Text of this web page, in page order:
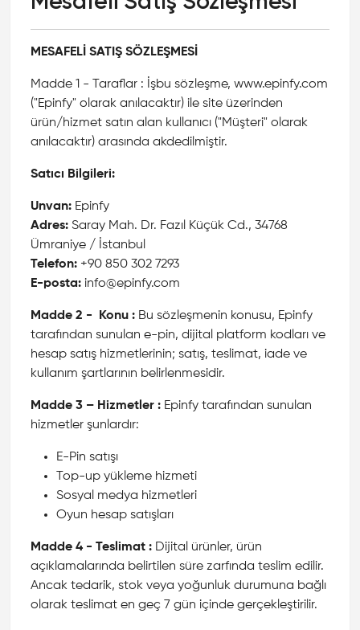
MESAFELİ SATIŞ SÖZLEŞMESİ
Madde 1 - Taraflar : İşbu sözleşme, www.epinfy.com
("Epinfy" olarak anılacaktır) ile site üzerinden
ürün/hizmet satın alan kullanıcı ("Müşteri" olarak
anılacaktır) arasında akdedilmiştir.
Satıcı Bilgileri:
Unvan: Epinfy
Adres: Saray Mah. Dr. Fazıl Küçük Cd., 34768
Ümraniye / İstanbul
Telefon: +90 850 302 7293
E-posta: info@epinfy.com
Madde 2 - Konu : Bu sözleşmenin konusu, Epinfy
tarafından sunulan e-pin, dijital platform kodları ve
hesap satış hizmetlerinin; satış, teslimat, iade ve
kullanım şartlarının belirlenmesidir.
Madde 3 – Hizmetler : Epinfy tarafından sunulan
hizmetler şunlardır:
E-Pin satışı
Top-up yükleme hizmeti
Sosyal medya hizmetleri
Oyun hesap satışları
Madde 4 - Teslimat : Dijital ürünler, ürün
açıklamalarında belirtilen süre zarfında teslim edilir.
Ancak tedarik, stok veya yoğunluk durumuna bağlı
olarak teslimat en geç 7 gün içinde gerçekleştirilir.